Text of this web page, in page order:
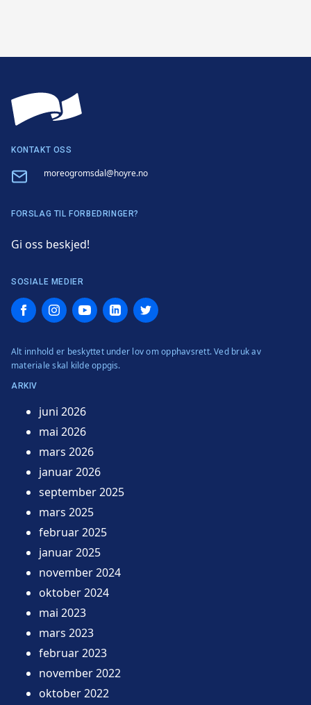
KONTAKT OSS
Email moreogromsdal@hoyre.no
FORSLAG TIL FORBEDRINGER?
Gi oss beskjed!
SOSIALE MEDIER
FacebookInstagramYouTubeLinkedInTwitter
Alt innhold er beskyttet under lov om opphavsrett. Ved bruk av
materiale skal kilde oppgis.
ARKIV
juni 2026
mai 2026
mars 2026
januar 2026
september 2025
mars 2025
februar 2025
januar 2025
november 2024
oktober 2024
mai 2023
mars 2023
februar 2023
november 2022
oktober 2022